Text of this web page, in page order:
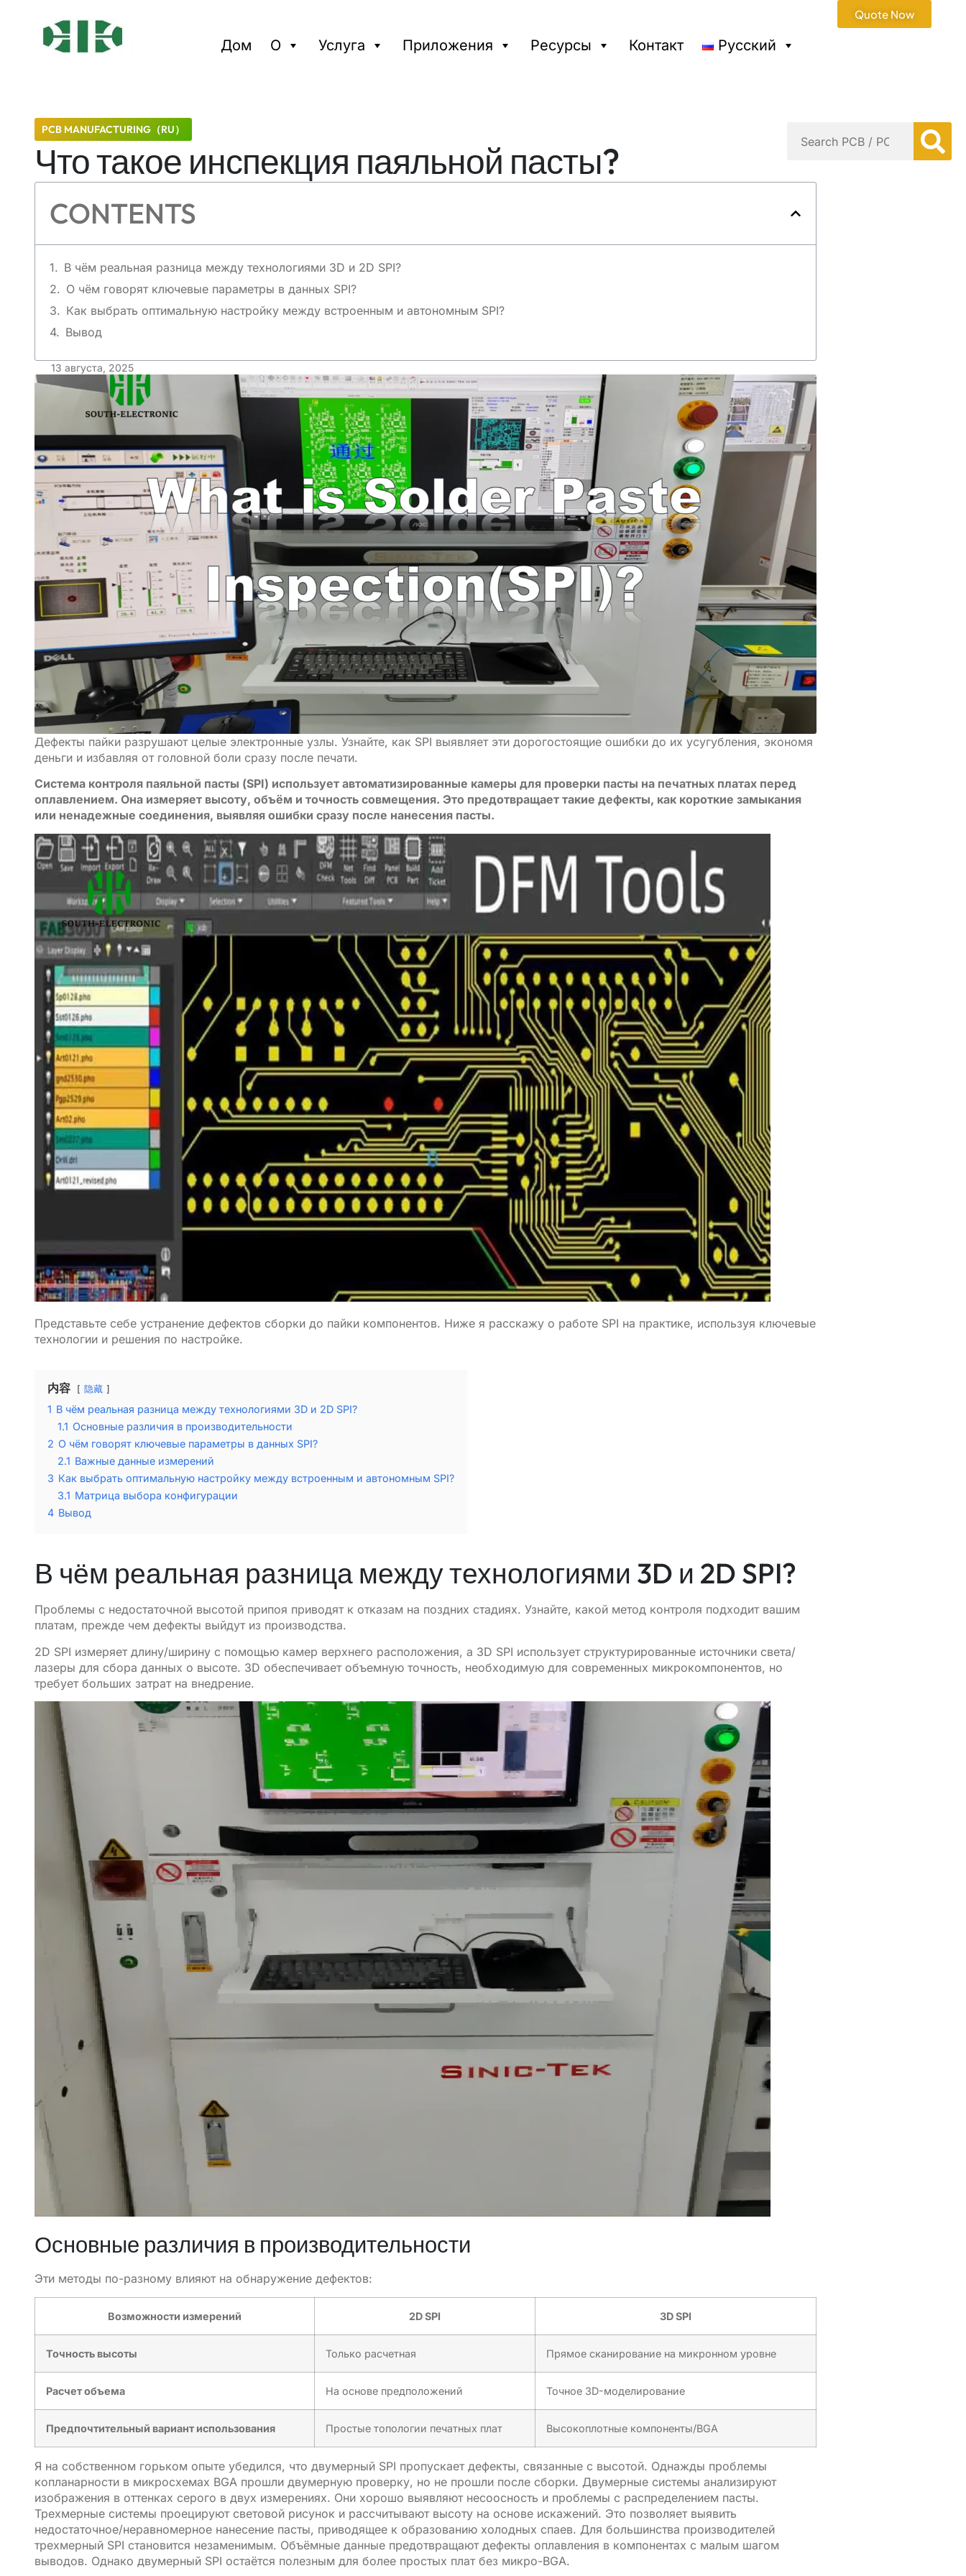
Дом О Услуга Приложения Ресурсы Контакт Русский
Quote Now
PCB MANUFACTURING（RU）
Что такое инспекция паяльной пасты?
CONTENTS
В чём реальная разница между технологиями 3D и 2D SPI?
О чём говорят ключевые параметры в данных SPI?
Как выбрать оптимальную настройку между встроенным и автономным SPI?
Вывод
13 августа, 2025
Дефекты пайки разрушают целые электронные узлы. Узнайте, как SPI выявляет эти дорогостоящие ошибки до их усугубления, экономя
деньги и избавляя от головной боли сразу после печати.
Система контроля паяльной пасты (SPI) использует автоматизированные камеры для проверки пасты на печатных платах перед
оплавлением. Она измеряет высоту, объём и точность совмещения. Это предотвращает такие дефекты, как короткие замыкания
или ненадежные соединения, выявляя ошибки сразу после нанесения пасты.
Представьте себе устранение дефектов сборки до пайки компонентов. Ниже я расскажу о работе SPI на практике, используя ключевые
технологии и решения по настройке.
内容 隐藏
1 В чём реальная разница между технологиями 3D и 2D SPI?
1.1 Основные различия в производительности
2 О чём говорят ключевые параметры в данных SPI?
2.1 Важные данные измерений
3 Как выбрать оптимальную настройку между встроенным и автономным SPI?
3.1 Матрица выбора конфигурации
4 Вывод
В чём реальная разница между технологиями 3D и 2D SPI?
Проблемы с недостаточной высотой припоя приводят к отказам на поздних стадиях. Узнайте, какой метод контроля подходит вашим
платам, прежде чем дефекты выйдут из производства.
2D SPI измеряет длину/ширину с помощью камер верхнего расположения, а 3D SPI использует структурированные источники света/
лазеры для сбора данных о высоте. 3D обеспечивает объемную точность, необходимую для современных микрокомпонентов, но
требует больших затрат на внедрение.
Основные различия в производительности
Эти методы по-разному влияют на обнаружение дефектов:
Возможности измерений 2D SPI 3D SPI
Точность высоты Только расчетная Прямое сканирование на микронном уровне
Расчет объема На основе предположений Точное 3D-моделирование
Предпочтительный вариант использования Простые топологии печатных плат Высокоплотные компоненты/BGA
Я на собственном горьком опыте убедился, что двумерный SPI пропускает дефекты, связанные с высотой. Однажды проблемы
копланарности в микросхемах BGA прошли двумерную проверку, но не прошли после сборки. Двумерные системы анализируют
изображения в оттенках серого в двух измерениях. Они хорошо выявляют несоосность и проблемы с распределением пасты.
Трехмерные системы проецируют световой рисунок и рассчитывают высоту на основе искажений. Это позволяет выявить
недостаточное/неравномерное нанесение пасты, приводящее к образованию холодных спаев. Для большинства производителей
трехмерный SPI становится незаменимым. Объёмные данные предотвращают дефекты оплавления в компонентах с малым шагом
выводов. Однако двумерный SPI остаётся полезным для более простых плат без микро-BGA.